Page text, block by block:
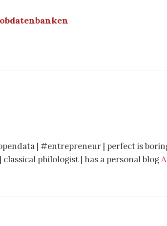
| #entrepreneur | perfect is
philologist | has a personal blog